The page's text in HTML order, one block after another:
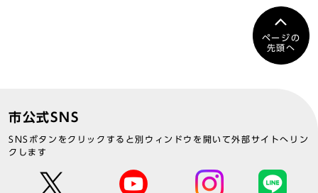
ページの
先頭へ
市公式SNS
SNSボタンをクリックすると別ウィンドウを開いて外部サイトへリン
クします